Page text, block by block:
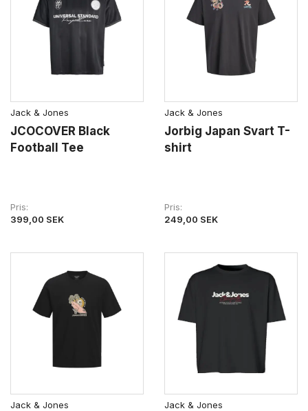
Jack & Jones
JCOCOVER Black
Football Tee
Pris
399,00 SEK
Jack & Jones
Jorbig Japan Svart T-
shirt
Pris
249,00 SEK
Jack & Jones Jack & Jones